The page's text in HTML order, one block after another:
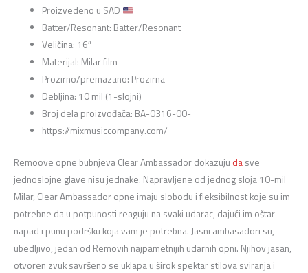
Proizvedeno u SAD
Batter/Resonant: Batter/Resonant
Veličina: 16″
Materijal: Milar film
Prozirno/premazano: Prozirna
Debljina: 10 mil (1-slojni)
Broj dela proizvođača: BA-0316-00-
https://mixmusiccompany.com/
Remoove opne bubnjeva Clear Ambassador dokazuju da sve
jednoslojne glave nisu jednake. Napravljene od jednog sloja 10-mil
Milar, Clear Ambassador opne imaju slobodu i fleksibilnost koje su im
potrebne da u potpunosti reaguju na svaki udarac, dajući im oštar
napad i punu podršku koja vam je potrebna. Jasni ambasadori su,
ubedljivo, jedan od Removih najpametnijih udarnih opni. Njihov jasan,
otvoren zvuk savršeno se uklapa u širok spektar stilova sviranja i